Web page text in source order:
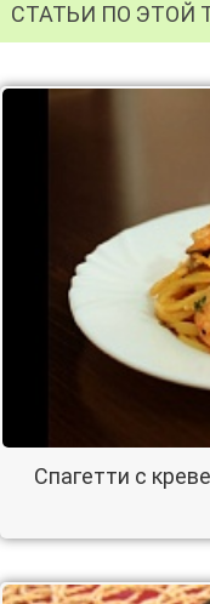
СТАТЬИ ПО ЭТОЙ
Спагетти с